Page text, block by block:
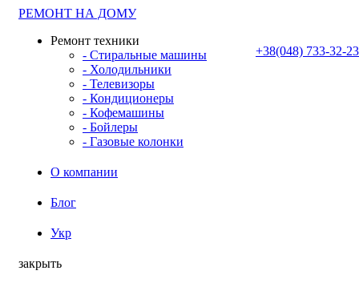
РЕМОНТ НА ДОМУ
Ремонт техники
- Стиральные машины
- Холодильники
- Телевизоры
- Кондиционеры
- Кофемашины
- Бойлеры
- Газовые колонки
О компании
Блог
Укр
закрыть
+38(048) 733-32-23